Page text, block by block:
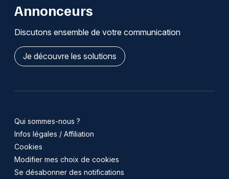
Annonceurs
Discutons ensemble de votre communication
Je découvre les solutions
Qui sommes-nous ?
Infos légales / Affiliation
Cookies
Modifier mes choix de cookies
Se désabonner des notifications